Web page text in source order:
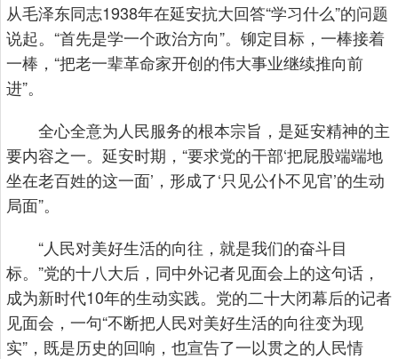
从毛泽东同志1938年在延安抗大回答“学习什么”的问题
说起。“首先是学一个政治方向”。铆定目标，一棒接着
一棒，“把老一辈革命家开创的伟大事业继续推向前
进”。
全心全意为人民服务的根本宗旨，是延安精神的主
要内容之一。延安时期，“要求党的干部‘把屁股端端地
坐在老百姓的这一面’，形成了‘只见公仆不见官’的生动
局面”。
“人民对美好生活的向往，就是我们的奋斗目
标。”党的十八大后，同中外记者见面会上的这句话，
成为新时代10年的生动实践。党的二十大闭幕后的记者
见面会，一句“不断把人民对美好生活的向往变为现
实”，既是历史的回响，也宣告了一以贯之的人民情